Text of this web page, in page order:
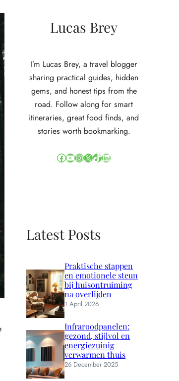
Lucas Brey
I’m Lucas Brey, a travel blogger
sharing practical guides, hidden
gems, and honest tips from the
road. Follow along for smart
itineraries, great food finds, and
stories worth bookmarking.
Facebook YouTube InstagramX TikTok LinkedIn
Latest Posts
Praktische stappen
en emotionele steun
bij huisontruiming
na overlijden
1 April 2026
Infraroodpanelen:
gezond, stijlvol en
energiezuinig
verwarmen thuis
26 December 2025